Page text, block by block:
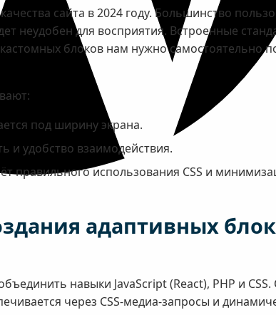
сайта в 2024 году. Большинство
неудобен для восприятия. Встроенные
блоков нам нужно самостоятельно
под ширину экрана.
удобство взаимодействия.
правильного использования CSS и
адаптивных
навыки JavaScript (React), PHP и
через CSS-медиа-запросы и